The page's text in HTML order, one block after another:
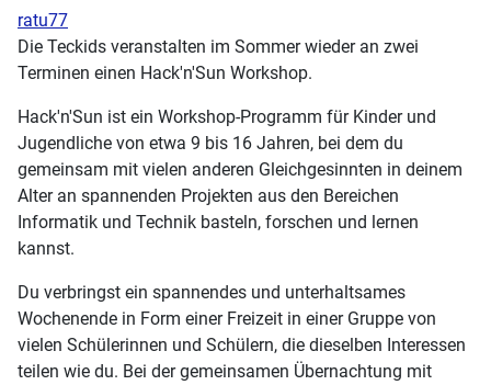
ratu77
Die Teckids veranstalten im Sommer wieder an zwei
Terminen einen Hack'n'Sun Workshop.
Hack'n'Sun ist ein Workshop-Programm für Kinder und
Jugendliche von etwa 9 bis 16 Jahren, bei dem du
gemeinsam mit vielen anderen Gleichgesinnten in deinem
Alter an spannenden Projekten aus den Bereichen
Informatik und Technik basteln, forschen und lernen
kannst.
Du verbringst ein spannendes und unterhaltsames
Wochenende in Form einer Freizeit in einer Gruppe von
vielen Schülerinnen und Schülern, die dieselben Interessen
teilen wie du. Bei der gemeinsamen Übernachtung mit